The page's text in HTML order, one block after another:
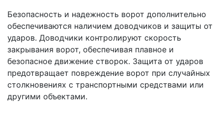
Безопасность и надежность ворот дополнительно
обеспечиваются наличием доводчиков и защиты от
ударов. Доводчики контролируют скорость
закрывания ворот, обеспечивая плавное и
безопасное движение створок. Защита от ударов
предотвращает повреждение ворот при случайных
столкновениях с транспортными средствами или
другими объектами.